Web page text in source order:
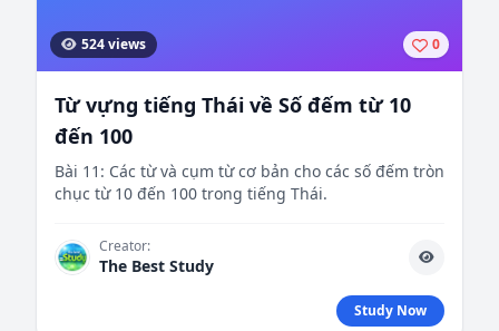
524 views 0
Từ vựng tiếng Thái về Số đếm từ 10
đến 100
Bài 11: Các từ và cụm từ cơ bản cho các số đếm tròn
chục từ 10 đến 100 trong tiếng Thái.
Creator:
The Best Study
Study Now